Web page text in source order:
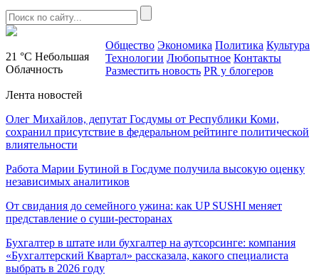
21 °C Небольшая
Облачность
Общество Экономика Политика Культура
Технологии Любопытное Контакты
Разместить новость PR у блогеров
Лента новостей
Олег Михайлов, депутат Госдумы от Республики Коми,
сохранил присутствие в федеральном рейтинге политической
влиятельности
Работа Марии Бутиной в Госдуме получила высокую оценку
независимых аналитиков
От свидания до семейного ужина: как UP SUSHI меняет
представление о суши-ресторанах
Бухгалтер в штате или бухгалтер на аутсорсинге: компания
«Бухгалтерский Квартал» рассказала, какого специалиста
выбрать в 2026 году